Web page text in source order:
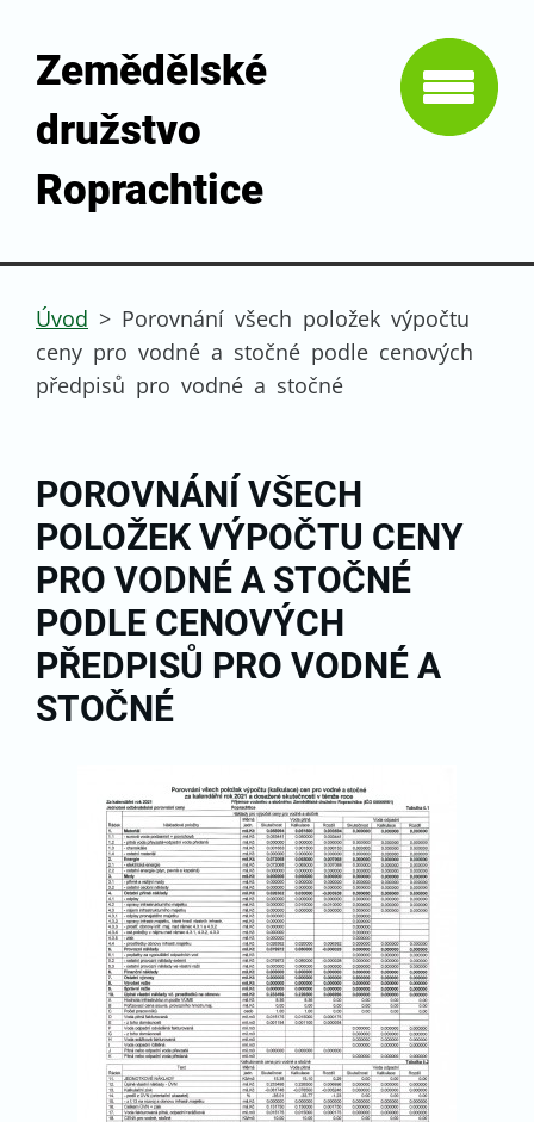
Zemědělské
družstvo
Roprachtice
Úvod > Porovnání všech položek výpočtu
ceny pro vodné a stočné podle cenových
předpisů pro vodné a stočné
POROVNÁNÍ VŠECH
POLOŽEK VÝPOČTU CENY
PRO VODNÉ A STOČNÉ
PODLE CENOVÝCH
PŘEDPISŮ PRO VODNÉ A
STOČNÉ